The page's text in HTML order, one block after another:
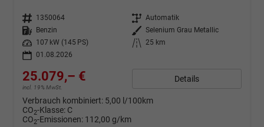
Fahrzeugnr. 1350064 Getriebe Automatik
Kraftstoff
Benzin Außenfarbe Selenium Grau Metallic
Leistung
107 kW (145 PS) Kilometerstand
25 km
01.08.2026
25.079,– €
incl. 19% MwSt.
Details
Verbrauch kombiniert: 5,00 l/100km
CO2-Klasse: C
CO2-Emissionen: 112,00 g/km